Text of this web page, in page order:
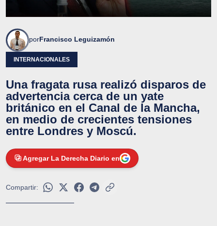
porFrancisco Leguizamón
INTERNACIONALES
Una fragata rusa realizó disparos de
advertencia cerca de un yate
británico en el Canal de la Mancha,
en medio de crecientes tensiones
entre Londres y Moscú.
Agregar La Derecha Diario en
Compartir: